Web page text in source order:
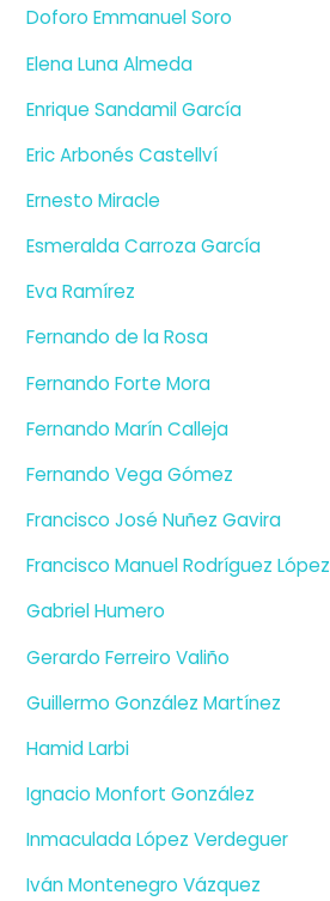
Doforo Emmanuel Soro
Elena Luna Almeda
Enrique Sandamil García
Eric Arbonés Castellví
Ernesto Miracle
Esmeralda Carroza García
Eva Ramírez
Fernando de la Rosa
Fernando Forte Mora
Fernando Marín Calleja
Fernando Vega Gómez
Francisco José Nuñez Gavira
Francisco Manuel Rodríguez López
Gabriel Humero
Gerardo Ferreiro Valiño
Guillermo González Martínez
Hamid Larbi
Ignacio Monfort González
Inmaculada López Verdeguer
Iván Montenegro Vázquez